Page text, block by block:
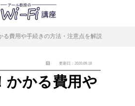
る費用や手続きの方法・注意点を解説
更新日：2020.09.18
かかる費用や